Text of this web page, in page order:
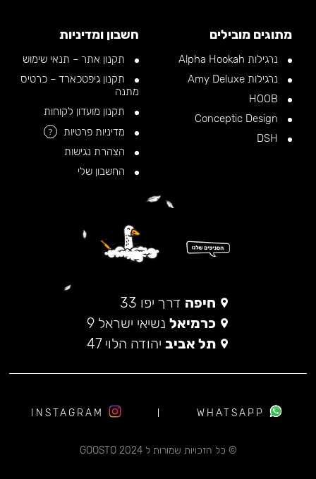
מתוגים מובילים
נרגילות Alpha Hookah
נרגילות Amy Deluxe
חשבון ומדיניות
תקנון אתר – תנאי שימוש
תקנון גיפטכארד – כרטיס
מתנה
תקנון מועדון לקוחות
מדיניות פרטיות
?
הצהרת נגישות
החשבון שלי
חיפה דרך יפו 33
כרמיאל נשיאי ישראל 9
תל אביב יהודה הלוי 47
© כל הזכויות שמורות ל 2024 GOOSTO
WHATSAPP
INSTAGRAM